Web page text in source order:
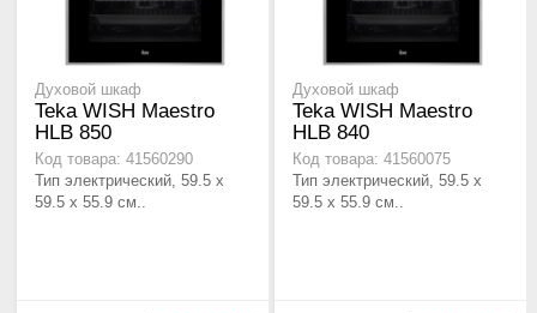
Духовой шкаф
Teka WISH Maestro
HLB 850
Код товара: 41560290
Тип электрический, 59.5 х
59.5 x 55.9 см..
Духовой шкаф
Teka WISH Maestro
HLB 840
Код товара: 41560075
Тип электрический, 59.5 х
59.5 x 55.9 см..